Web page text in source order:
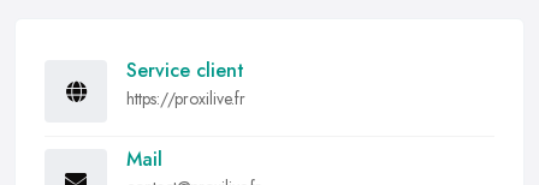
Service client
https://proxilive.fr
Mail